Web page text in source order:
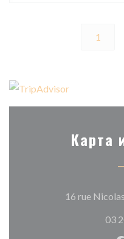
1
Карта
16 rue
03